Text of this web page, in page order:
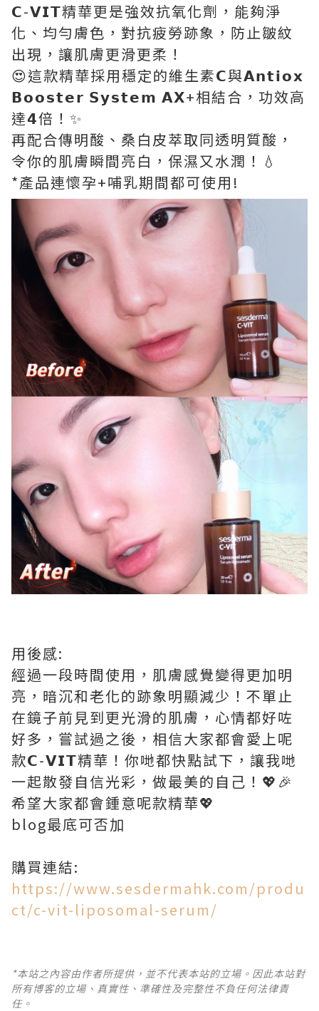
𝗖-𝗩𝗜𝗧精華更是強效抗氧化劑，能夠淨
化、均勻膚色，對抗疲勞跡象，防止皺紋
出現，讓肌膚更滑更柔！
😍這款精華採用穩定的維生素𝗖與𝗔𝗻𝘁𝗶𝗼𝘅
𝗕𝗼𝗼𝘀𝘁𝗲𝗿 𝗦𝘆𝘀𝘁𝗲𝗺 𝗔𝗫+相結合，功效高
達𝟰倍！✨
再配合傳明酸、桑白皮萃取同透明質酸，
令你的肌膚瞬間亮白，保濕又水潤！💧
*產品連懷孕+哺乳期間都可使用!
用後感:
經過一段時間使用，肌膚感覺變得更加明
亮，暗沉和老化的跡象明顯減少！不單止
在鏡子前見到更光滑的肌膚，心情都好咗
好多，嘗試過之後，相信大家都會愛上呢
款𝗖-𝗩𝗜𝗧精華！你哋都快點試下，讓我哋
一起散發自信光彩，做最美的自己！💖🎉
希望大家都會鍾意呢款精華💖
blog最底可否加
購買連結:
https://www.sesdermahk.com/produ
ct/c-vit-liposomal-serum/
*本站之內容由作者所提供，並不代表本站的立場。因此本站對
所有博客的立場、真實性、準確性及完整性不負任何法律責
任。